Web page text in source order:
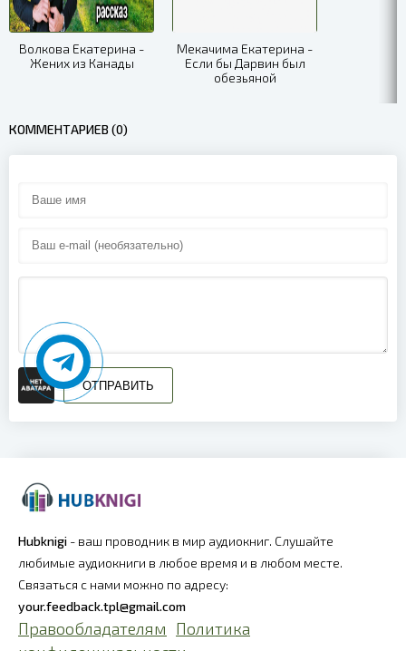
Волкова Екатерина -
Жених из Канады
Мекачима Екатерина -
Если бы Дарвин был
обезьяной
КОММЕНТАРИЕВ (0)
ОТПРАВИТЬ
Hubknigi - ваш проводник в мир аудиокниг. Слушайте
любимые аудиокниги в любое время и в любом месте.
Связаться с нами можно по адресу:
your.feedback.tpl@gmail.com
Правообладателям Политика